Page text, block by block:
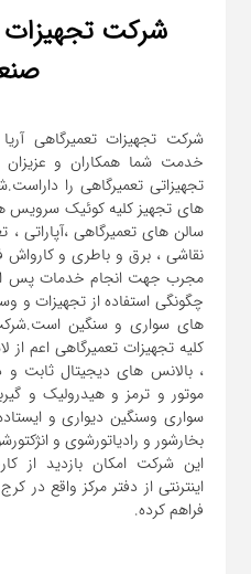
شرکت تجهیزات
خدمت شما همکاران و عزیزان
تجهیزاتی تعمیرگاهی را
های تجهیز کلیه کوئیک سرویس
سالن های تعمیرگاهی ،آپاراتی
نقاشی ، برق و باطری و کارواش
مجرب جهت انجام خدمات پس
چگونگی استفاده از تجهیزات و
های سواری و سنگین
کلیه تجهیزات تعمیرگاهی اعم
، بالانس های دیجیتال ثابت
موتور و ترمز و هیدرولیک و
سواری و‌سنگین دیواری و
این شرکت امکان بازدید از
اینترنتی از دفتر مرکز واقع در
فراهم کرده.